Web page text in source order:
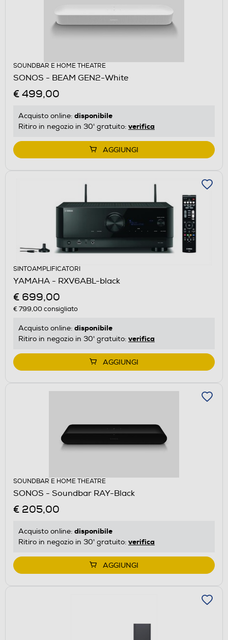
SOUNDBAR E HOME THEATRE
SONOS - BEAM GEN2-White
€ 499,00
Acquisto online: disponibile
Ritiro in negozio in 30' gratuito: verifica
AGGIUNGI
SINTOAMPLIFICATORI
YAMAHA - RXV6ABL-black
€ 699,00
€ 799,00consigliato
Acquisto online: disponibile
Ritiro in negozio in 30' gratuito: verifica
AGGIUNGI
SOUNDBAR E HOME THEATRE
SONOS - Soundbar RAY-Black
€ 205,00
Acquisto online: disponibile
Ritiro in negozio in 30' gratuito: verifica
AGGIUNGI